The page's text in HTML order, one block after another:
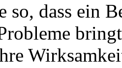
so, dass ein